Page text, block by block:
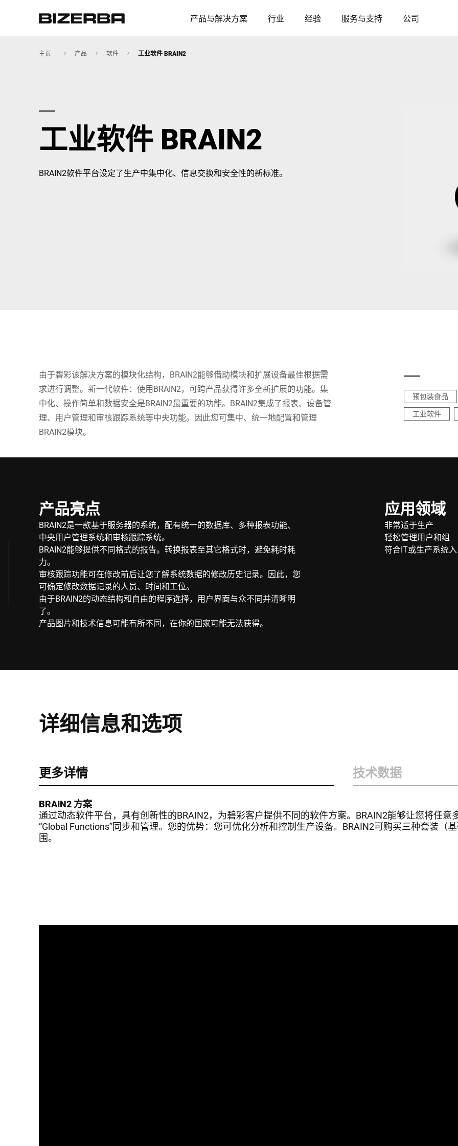
产品与解决方案 行业 经验 服务与支持 公司
美国
主页 产品 软件 工业软件 BRAIN2
工业软件 BRAIN2
BRAIN2软件平台设定了生产中集中化、信息交换和安全性的新标准。
由于碧彩该解决方案的模块化结构，BRAIN2能够借助模块和扩展设备最佳根据需
求进行调整。新一代软件：使用BRAIN2，可跨产品获得许多全新扩展的功能。集
中化、操作简单和数据安全是BRAIN2最重要的功能。BRAIN2集成了报表、设备管
理、用户管理和审核跟踪系统等中央功能。因此您可集中、统一地配置和管理
BRAIN2模块。
预包装食品
工业软件
产品亮点
BRAIN2是一款基于服务器的系统，配有统一的数据库、多种报表功能、
中央用户管理系统和审核跟踪系统。
BRAIN2能够提供不同格式的报告。转换报表至其它格式时，避免耗时耗
力。
审核跟踪功能可在修改前后让您了解系统数据的修改历史记录。因此，您
可确定修改数据记录的人员、时间和工位。
由于BRAIN2的动态结构和自由的程序选择，用户界面与众不同并清晰明
了。
产品图片和技术信息可能有所不同，在你的国家可能无法获得。
应用领域
非常适于生产
轻松管理用户和组
符合IT或生产系统
详细信息和选项
更多详情 技术数据
BRAIN2 方案
通过动态软件平台，具有创新性的BRAIN2，为碧彩客户提供不同的软件方案。BRAIN2能够让您将任
“Global Functions”同步和管理。您的优势：您可优化分析和控制生产设备。BRAIN2可购买三种套装（
围。